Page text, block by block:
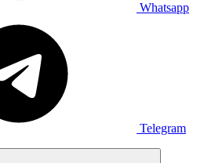
Whatsapp
Telegram